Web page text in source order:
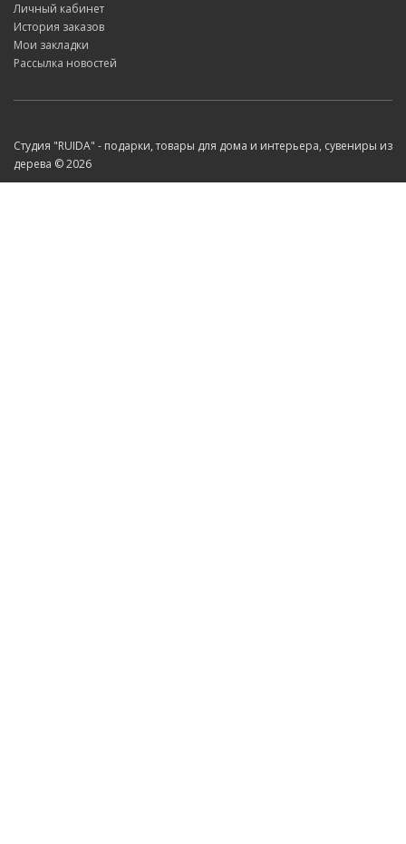
Личный кабинет
История заказов
Мои закладки
Рассылка новостей
Cтудия "RUIDA" - подарки, товары для дома и интерьера, сувениры из
дерева © 2026